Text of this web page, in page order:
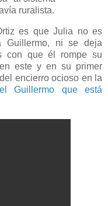
ruralista.
es que Julia no es
ni se deja
con que él rompe su
este y en su primer
encierro ocioso en la
Guillermo que está